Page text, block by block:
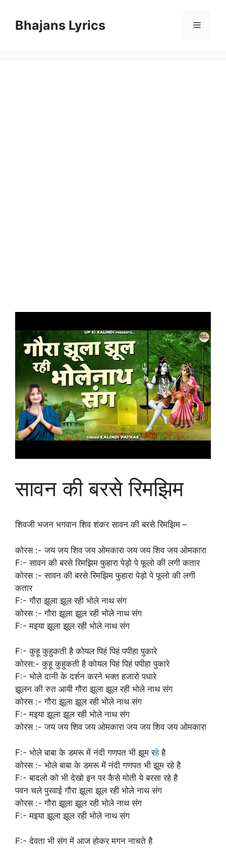
contentBhajans Lyrics Menu
सावन की बरसे रिमझिम
शिवजी भजन भगवान शिव शंकर सावन की बरसे रिमझिम –
कोरस :- जय जय शिव जय ओमकारा जय जय शिव जय ओमकारा
F:- सावन की बरसे रिमझिम फुहारा पेड़ो पे फूलो की लगी कतार
कोरस :- सावन की बरसे रिमझिम फुहारा पेड़ो पे फूलो की लगी
कतार
F:- गौरा झूला झूल रही भोले नाथ संग
कोरस :- गौरा झूला झूल रही भोले नाथ संग
F:- मइया झूला झूल रही भोले नाथ संग
F:- कुहू कुहुकती है कोयल पिहं पिहं पपीहा पुकारे
कोरस:- कुहू कुहुकती है कोयल पिहं पिहं पपीहा पुकारे
F:- भोले दानी के दर्शन करने भक्त हजारो पधारे
झूलन की रुत आयी गौरा झूला झूल रही भोले नाथ संग
कोरस :- गौरा झूला झूल रही भोले नाथ संग
F:- मइया झूला झूल रही भोले नाथ संग
कोरस :- जय जय शिव जय ओमकारा जय जय शिव जय ओमकारा
F:- भोले बाबा के डमरू में नंदी गणपत भी झूम रहेहै
कोरस :- भोले बाबा के डमरू में नंदी गणपत भी झूम रहे है
F:- बादलो को भी देखो इन पर कैसे मोती ये बरसा रहे है
पवन चले पुरवाई गौरा झूला झूल रही भोले नाथ संग
कोरस :- गौरा झूला झूल रही भोले नाथ संग
F:- मइया झूला झूल रही भोले नाथ संग
F:- देवता भी संग में आज होकर मगन नाचते है